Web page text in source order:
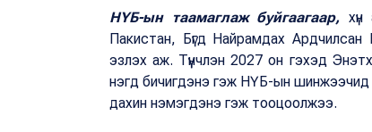
НҮБ-ын таамаглаж буйгаагаар,
Пакистан, Бүгд Найрамдах
эзлэх аж. Түүнчлэн 2027 он гэхэд
нэгд бичигдэнэ гэж НҮБ-ын шинжээчид
дахин нэмэгдэнэ гэж тооцоолжээ.